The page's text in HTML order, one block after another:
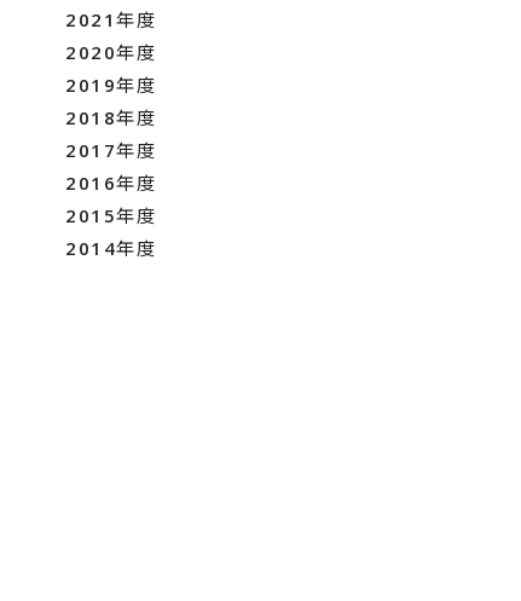
2021年度
2020年度
2019年度
2018年度
2017年度
2016年度
2015年度
2014年度